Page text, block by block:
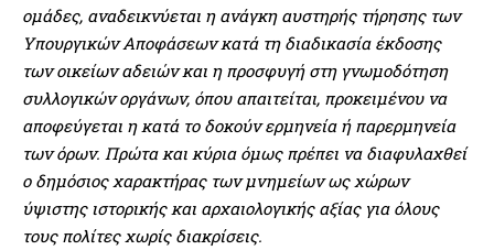
ομάδες, αναδεικνύεται η ανάγκη αυστηρής τήρησης των
Υπουργικών Αποφάσεων κατά τη διαδικασία έκδοσης
των οικείων αδειών και η προσφυγή στη γνωμοδότηση
συλλογικών οργάνων, όπου απαιτείται, προκειμένου να
αποφεύγεται η κατά το δοκούν ερμηνεία ή παρερμηνεία
των όρων. Πρώτα και κύρια όμως πρέπει να διαφυλαχθεί
ο δημόσιος χαρακτήρας των μνημείων ως χώρων
ύψιστης ιστορικής και αρχαιολογικής αξίας για όλους
τους πολίτες χωρίς διακρίσεις.